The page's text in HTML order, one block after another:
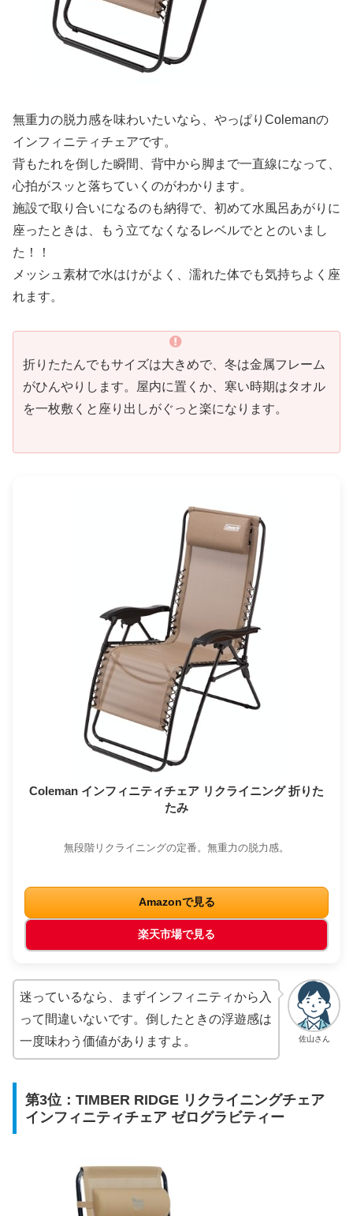
無重力の脱力感を味わいたいなら、やっぱりColemanの
インフィニティチェアです。
背もたれを倒した瞬間、背中から脚まで一直線になって、
心拍がスッと落ちていくのがわかります。
施設で取り合いになるのも納得で、初めて水風呂あがりに
座ったときは、もう立てなくなるレベルでととのいまし
た！！
メッシュ素材で水はけがよく、濡れた体でも気持ちよく座
れます。
折りたたんでもサイズは大きめで、冬は金属フレーム
がひんやりします。屋内に置くか、寒い時期はタオル
を一枚敷くと座り出しがぐっと楽になります。
Coleman インフィニティチェア リクライニング 折りた
たみ
無段階リクライニングの定番。無重力の脱力感。
Amazonで見る
楽天市場で見る
佐山さん
迷っているなら、まずインフィニティから入
って間違いないです。倒したときの浮遊感は
一度味わう価値がありますよ。
第3位：TIMBER RIDGE リクライニングチェア
インフィニティチェア ゼログラビティー